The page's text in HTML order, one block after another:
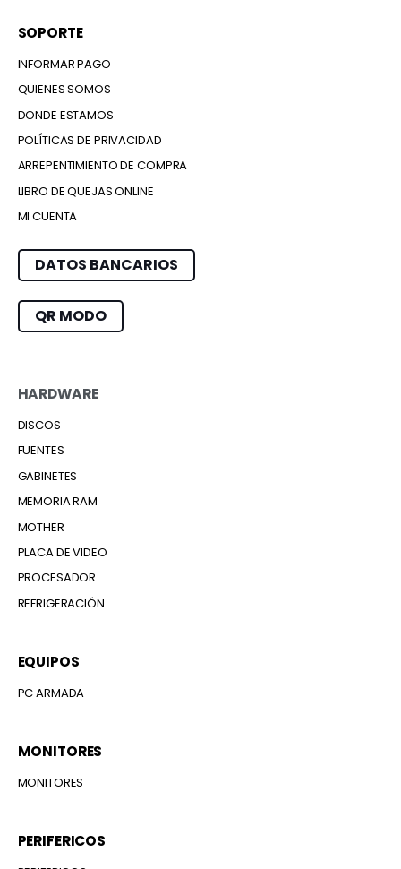
SOPORTE
INFORMAR PAGO
QUIENES SOMOS
DONDE ESTAMOS
POLÍTICAS DE PRIVACIDAD
ARREPENTIMIENTO DE COMPRA
LIBRO DE QUEJAS ONLINE
MI CUENTA
DATOS BANCARIOS
QR MODO
HARDWARE
DISCOS
FUENTES
GABINETES
MEMORIA RAM
MOTHER
PLACA DE VIDEO
PROCESADOR
REFRIGERACIÓN
EQUIPOS
PC ARMADA
MONITORES
MONITORES
PERIFERICOS